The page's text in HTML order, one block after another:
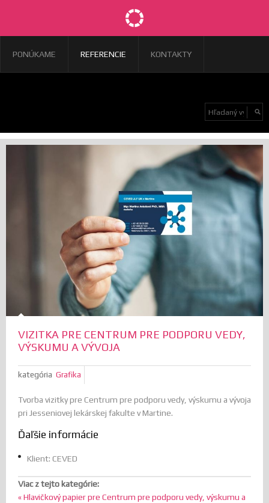
PONÚKAME REFERENCIE KONTAKTY
VIZITKA PRE CENTRUM PRE PODPORU VEDY,
VÝSKUMU A VÝVOJA
kategória Grafika
Tvorba vizitky pre Centrum pre podporu vedy, výskumu a vývoja
pri Jesseniovej lekárskej fakulte v Martine.
Ďaľšie informácie
Klient: CEVED
Viac z tejto kategórie:
« Hlavičkový papier pre Centrum pre podporu vedy, výskumu a